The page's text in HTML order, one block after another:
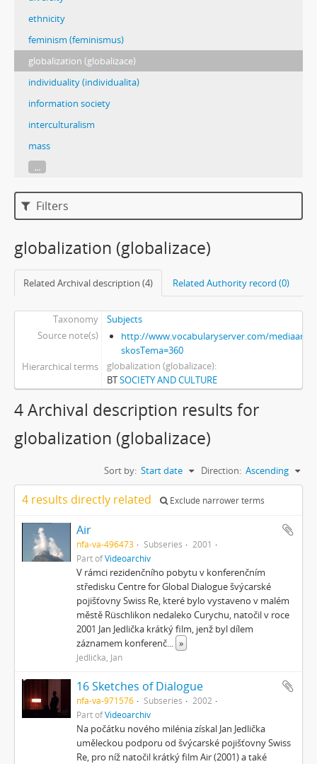
ethnicity
feminism (feminismus)
globalization (globalizace)
individuality (individualita)
information society
interculturalism
mass
...
Filters
globalization (globalizace)
Related Archival description (4) Related Authority record (0)
Taxonomy
Subjects
Source note(s)
http://www.vocabularyserver.com/mediaart/
skosTema=360
Hierarchical terms
globalization (globalizace)
BTSOCIETY AND CULTURE
4 Archival description results for
globalization (globalizace)
Sort by: Start date Direction: Ascending
4 results directly related Exclude narrower terms
Air
nfa-va-496473 Subseries
2001
Part ofVideoarchiv
V rámci rezidenčního pobytu v konferenčním
středisku Centre for Global Dialogue švýcarské
pojišťovny Swiss Re, které bylo vystaveno v malém
městě Rüschlikon nedaleko Curychu, natočil v roce
2001 Jan Jedlička krátký film, jenž byl dílem
záznamem konferenč... »
Jedlička, Jan
16 Sketches of Dialogue
nfa-va-971576 Subseries
2002
Part ofVideoarchiv
Na počátku nového milénia získal Jan Jedlička
uměleckou podporu od švýcarské pojišťovny Swiss
Re, pro níž natočil krátký film Air (2001) a také